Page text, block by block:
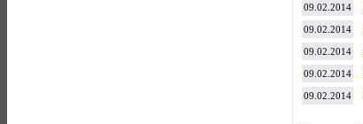
09.02.2014
09.02.2014
09.02.2014
09.02.2014
09.02.2014